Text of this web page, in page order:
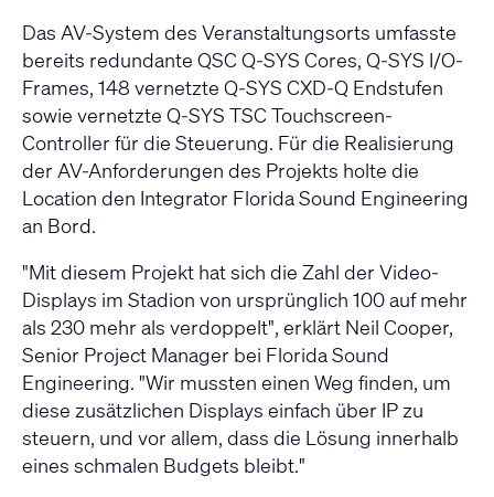
Das AV-System des Veranstaltungsorts umfasste
bereits redundante QSC Q-SYS Cores, Q-SYS I/O-
Frames, 148 vernetzte Q-SYS CXD-Q Endstufen
sowie vernetzte Q-SYS TSC Touchscreen-
Controller für die Steuerung. Für die Realisierung
der AV-Anforderungen des Projekts holte die
Location den Integrator Florida Sound Engineering
an Bord.
"Mit diesem Projekt hat sich die Zahl der Video-
Displays im Stadion von ursprünglich 100 auf mehr
als 230 mehr als verdoppelt", erklärt Neil Cooper,
Senior Project Manager bei Florida Sound
Engineering. "Wir mussten einen Weg finden, um
diese zusätzlichen Displays einfach über IP zu
steuern, und vor allem, dass die Lösung innerhalb
eines schmalen Budgets bleibt."